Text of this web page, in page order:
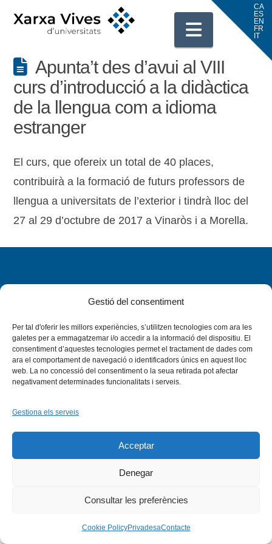
Gestió del consentiment
Per tal d'oferir les millors experiències, s’utilitzen tecnologies com ara les
galetes per a emmagatzemar i/o accedir a la informació del dispositiu. El
consentiment d’aquestes tecnologies permet el tractament de dades com
ara el comportament de navegació o identificadors únics en aquest lloc
web. La no concessió del consentiment o la seua retirada pot afectar
negativament determinades funcionalitats i serveis.
Gestiona els serveis
Acceptar
Denegar
Consultar les preferències
Cookie PolicyPrivadesaContacte
Apunta’t des d’avui al VIII
curs d’introducció a la didàctica
de la llengua com a idioma
estranger
El curs, que ofereix un total de 40 places,
contribuirà a la formació de futurs professors de
llengua a universitats de l’exterior i tindrà lloc del
27 al 29 d’octubre de 2017 a Vinaròs i a Morella.
Facebook
X BlueskyTiktok LinkedIn
Instagram
Flickr
INICI QUI SOM
PROGRAMES
DESENVOLUPAMENT SOSTENIBLE
TRANSPARÈNCIA
Copyright © 2026 -